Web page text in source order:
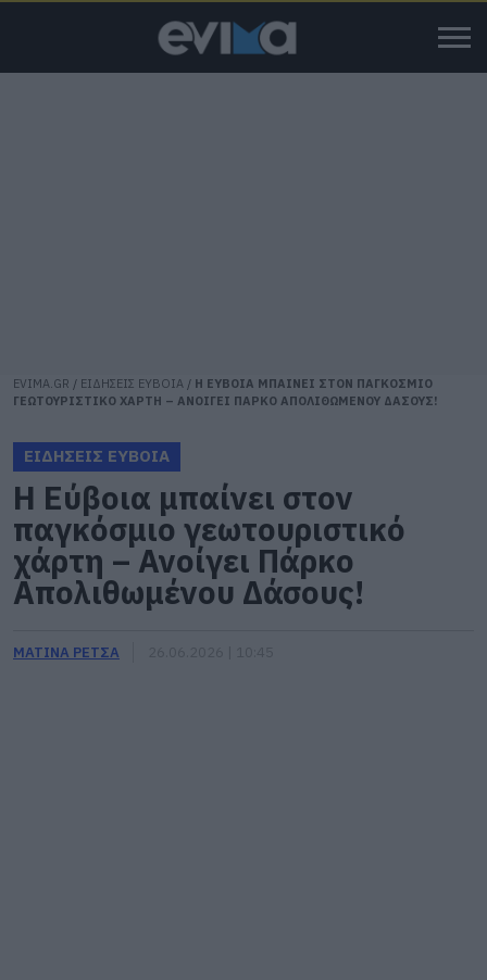
EVIMA.GR / ΕΙΔΗΣΕΙΣ ΕΥΒΟΙΑ / Η ΕΥΒΟΙΑ ΜΠΑΙΝΕΙ ΣΤΟΝ ΠΑΓΚΟΣΜΙΟ
ΓΕΩΤΟΥΡΙΣΤΙΚΟ ΧΑΡΤΗ – ΑΝΟΙΓΕΙ ΠΑΡΚΟ ΑΠΟΛΙΘΩΜΕΝΟΥ ΔΑΣΟΥΣ!
ΕΙΔΗΣΕΙΣ ΕΥΒΟΙΑ
Η Εύβοια μπαίνει στον
παγκόσμιο γεωτουριστικό
χάρτη – Ανοίγει Πάρκο
Απολιθωμένου Δάσους!
ΜΑΤΙΝΑ ΡΕΤΣΑ